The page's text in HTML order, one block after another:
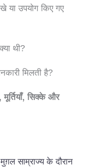
या उपयोग किए गए
थी?
मिलती है?
मूर्तियाँ, सिक्के और
साम्राज्य के दौरान